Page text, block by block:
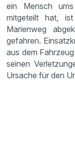
ein Mensch
mitgeteilt hat,
Marienweg
gefahren.
aus dem
seinen
Ursache für den